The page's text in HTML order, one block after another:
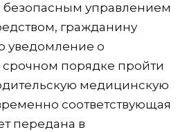
безопасным управлением
гражданину
уведомление о
порядке пройти
медицинскую
соответствующая
передана в